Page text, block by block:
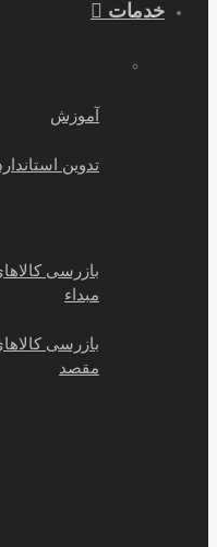
سایر خمات
تدوین استاندارد
بازرسی کالاهای مشمول
بازرسی کالاهای مشمول